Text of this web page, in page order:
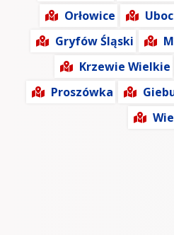
Orłowice
Gryfów Śląski
Krzewie Wielkie
Proszówka